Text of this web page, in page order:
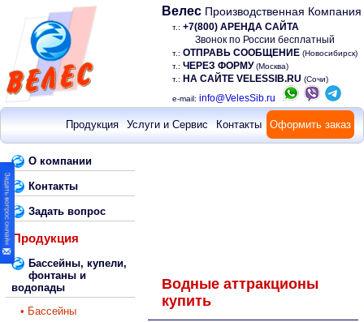
Велес Производственная Компания
т.: +7(800) АРЕНДА САЙТА
Звонок по России бесплатный
т.: ОТПРАВЬ СООБЩЕНИЕ (Новосибирск)
т.: ЧЕРЕЗ ФОРМУ (Москва)
т.: НА САЙТЕ VELESSIB.RU (Сочи)
e-mail: info@VelesSib.ru
Продукция Услуги и Сервис Контакты Оформить заказ
О компании
Контакты
Задать вопрос
Продукция
Бассейны, купели,
фонтаны и
водопады
• Бассейны
Водные аттракционы
купить